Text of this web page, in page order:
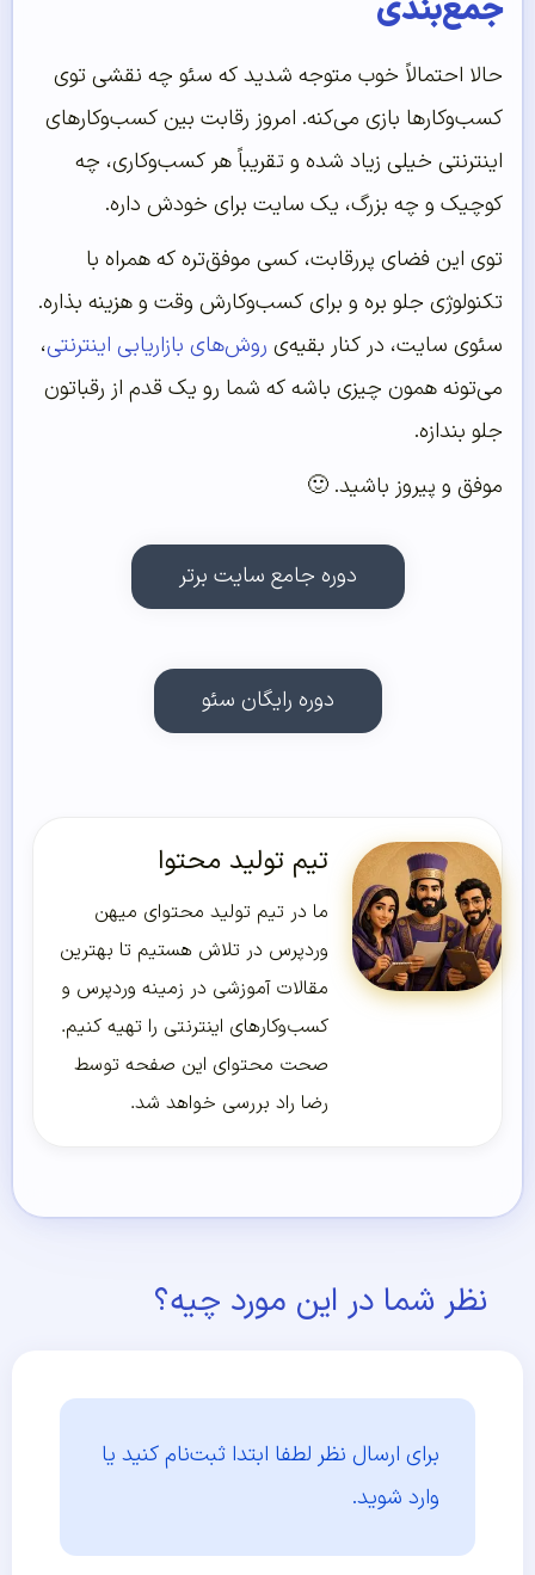
جمع‌بندی
حالا احتمالاً خوب متوجه شدید که سئو چه نقشی توی
کسب‌وکارها بازی می‌کنه. امروز رقابت بین کسب‌وکارهای
اینترنتی خیلی زیاد شده و تقریباً هر کسب‌وکاری، چه
کوچیک و چه بزرگ، یک سایت برای خودش داره.
توی این فضای پررقابت، کسی موفق‌تره که همراه با
تکنولوژی جلو بره و برای کسب‌وکارش وقت و هزینه بذاره.
سئوی سایت، در کنار بقیه‌ی روش‌های بازاریابی اینترنتی،
می‌تونه همون چیزی باشه که شما رو یک قدم از رقباتون
جلو بندازه.
موفق و پیروز باشید. 🙂
دوره جامع سایت برتر
دوره رایگان سئو
تیم تولید محتوا
ما در تیم تولید محتوای میهن
وردپرس در تلاش هستیم تا بهترین
مقالات آموزشی در زمینه وردپرس و
کسب‌و‌کارهای اینترنتی را تهیه کنیم.
صحت محتوای این صفحه توسط
رضا راد بررسی خواهد شد.
نظر شما در این مورد چیه؟
برای ارسال نظر لطفا ابتدا ثبت‌نام کنید یا
وارد شوید.